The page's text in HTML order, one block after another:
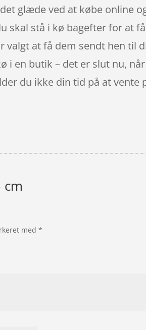
glæde ved at købe online
skal stå i kø bagefter for at
at få dem sendt hen til
i en butik – det er slut nu,
du ikke din tid på at vente
cm
med*